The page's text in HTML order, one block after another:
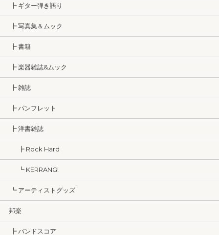
┣ ギター弾き語り
┣ 写真集＆ムック
┣ 書籍
┣ 楽器雑誌&ムック
┣ 雑誌
┣ パンフレット
┣ 洋書雑誌
┣ Rock Hard
┗ KERRANG!
┗ アーティストグッズ
邦楽
┣ バンドスコア